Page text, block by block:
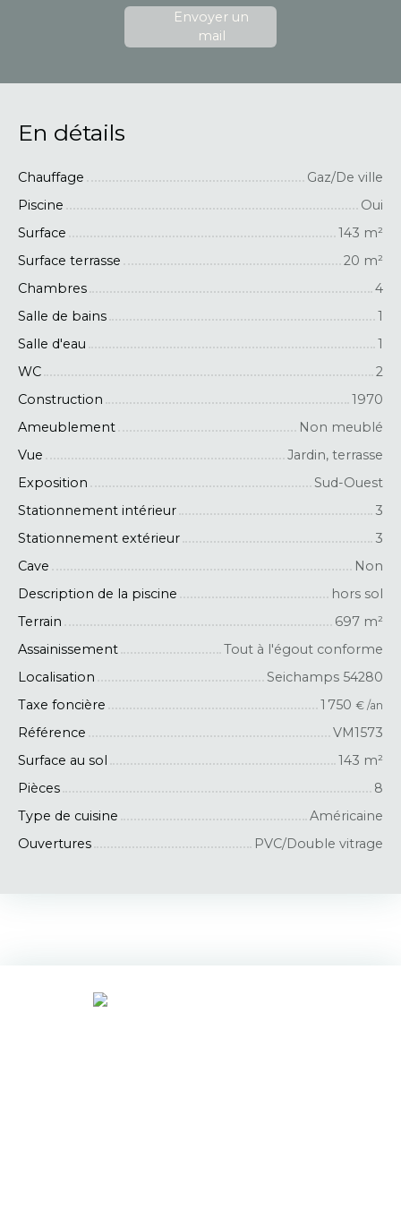
Envoyer un
mail
En détails
Chauffage
Gaz/De ville
Piscine
Oui
Surface
143 m²
Surface terrasse
20 m²
Chambres
4
Salle de bains
1
Salle d'eau
1
WC
2
Construction
1970
Ameublement
Non meublé
Vue
Jardin, terrasse
Exposition
Sud-Ouest
Stationnement intérieur
3
Stationnement extérieur
3
Cave
Non
Description de la piscine
hors sol
Terrain
697 m²
Assainissement
Tout à l'égout conforme
Localisation
Seichamps 54280
Taxe foncière
1 750 € /an
Référence
VM1573
Surface au sol
143 m²
Pièces
8
Type de cuisine
Américaine
Ouvertures
PVC/Double vitrage